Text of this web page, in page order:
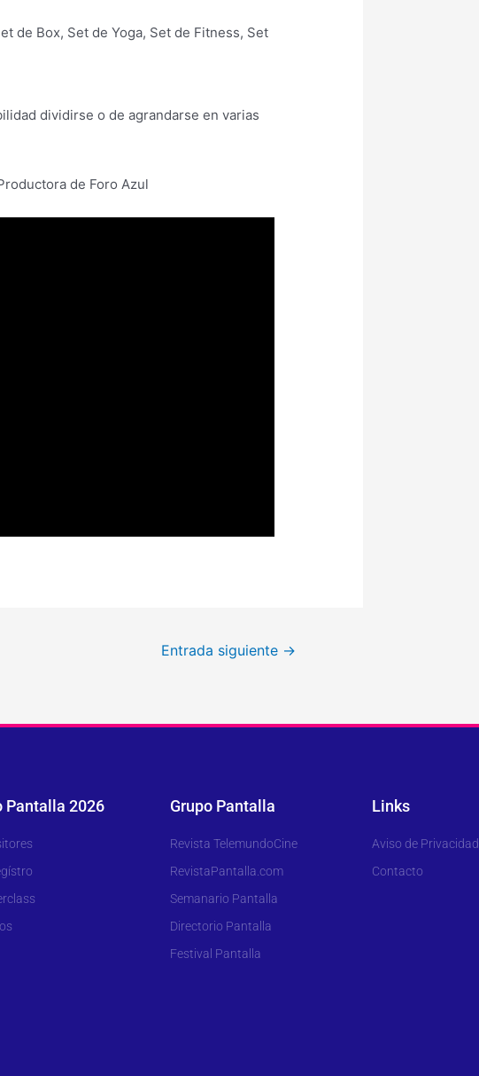
de Box, Set de Yoga, Set de Fitness, Set
dividirse o de agrandarse en varias
de Foro Azul
Entrada siguiente →
Pantalla 2026 Grupo Pantalla
Revista TelemundoCine
RevistaPantalla.com
Semanario Pantalla
Directorio Pantalla
Festival Pantalla
Links
Aviso de Privacidad
Contacto